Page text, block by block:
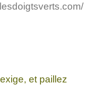
et paillez